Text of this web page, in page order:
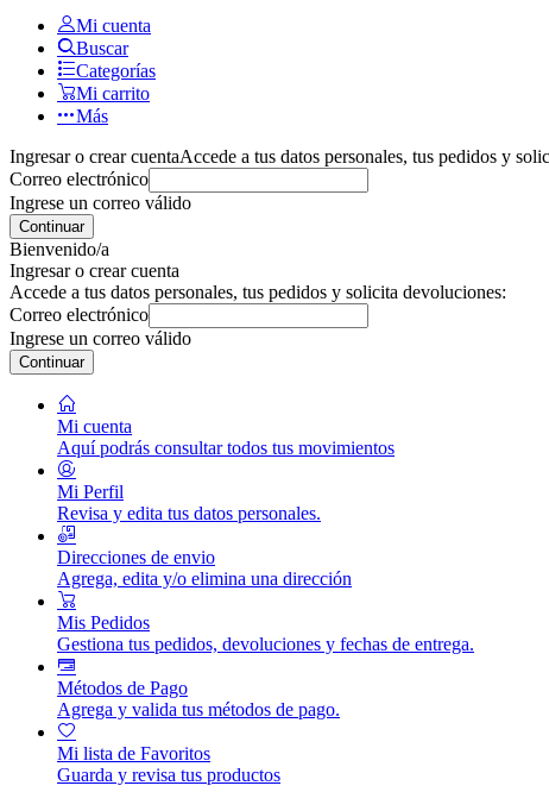
Mi cuenta
Buscar
Categorías
Mi carrito
Más
Ingresar o crear cuentaAccede a tus datos personales, tus pedidos y
Correo electrónico
Ingrese un correo válido
Continuar
Bienvenido/a
Ingresar o crear cuenta
Accede a tus datos personales, tus pedidos y solicita devoluciones:
Correo electrónico
Ingrese un correo válido
Continuar
Mi cuenta
Aquí podrás consultar todos tus movimientos
Mi Perfil
Revisa y edita tus datos personales.
Direcciones de envio
Agrega, edita y/o elimina una dirección
Mis Pedidos
Gestiona tus pedidos, devoluciones y fechas de entrega.
Métodos de Pago
Agrega y valida tus métodos de pago.
Mi lista de Favoritos
Guarda y revisa tus productos